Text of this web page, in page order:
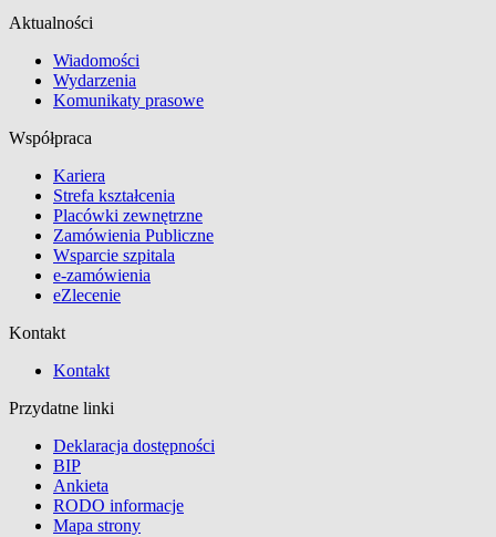
Aktualności
Wiadomości
Wydarzenia
Komunikaty prasowe
Współpraca
Kariera
Strefa kształcenia
Placówki zewnętrzne
Zamówienia Publiczne
Wsparcie szpitala
e-zamówienia
eZlecenie
Kontakt
Kontakt
Przydatne linki
Deklaracja dostępności
BIP
Ankieta
RODO informacje
Mapa strony